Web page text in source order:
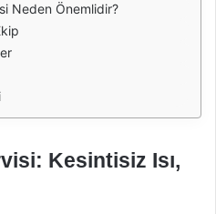
Neden Önemlidir?
Kesintisiz Isı,